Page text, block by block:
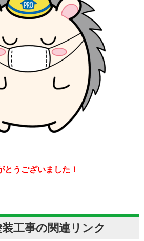
とうございました！
工事の関連リンク